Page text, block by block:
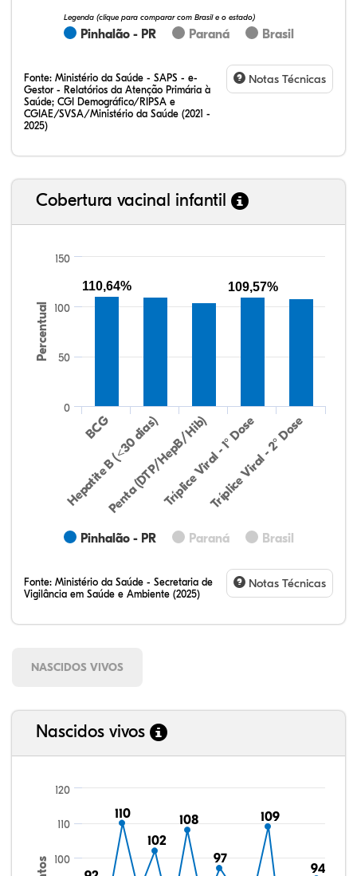
Pinhalão - PR Paraná Brasil
Legenda (clique para comparar com Brasil e o estado)
Fonte: Ministério da Saúde - SAPS - e-
Gestor - Relatórios da Atenção Primária à
Saúde; CGI Demográfico/RIPSA e
CGIAE/SVSA/Ministério da Saúde (2021 -
2025)
Notas Técnicas
Cobertura vacinal infantil
Percentual
Pinhalão - PR Paraná Brasil
BCG
Hepatite B (<30 dias)
Penta (DTP/HepB/Hib)Tríplice Viral - 1° Dose
Tríplice Viral - 2° Dose
0
50
100
150
110,64%
109,57%
Fonte: Ministério da Saúde - Secretaria de
Vigilância em Saúde e Ambiente (2025)
Notas Técnicas
NASCIDOS VIVOS
Nascidos vivos
110
110
102
102
108
108
97
97
109
109
94
94
100
110
120